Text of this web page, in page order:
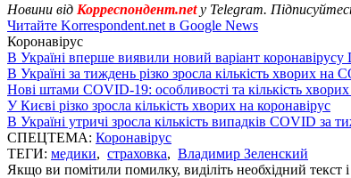
Новини від Корреспондент.net у Telegram.
Читайте Korrespondent.net в Google News
Коронавірус
В Україні вперше виявили новий варіант коронавірусу
В Україні за тиждень різко зросла кількість хворих на
Нові штами COVID-19: особливості та кількість хворих
У Києві різко зросла кількість хворих на коронавірус
В Україні утричі зросла кількість випадків COVID за
СПЕЦТЕМА: Коронавірус
ТЕГИ: медики, страховка, Владимир Зеленский
Якщо ви помітили помилку, виділіть необхідний